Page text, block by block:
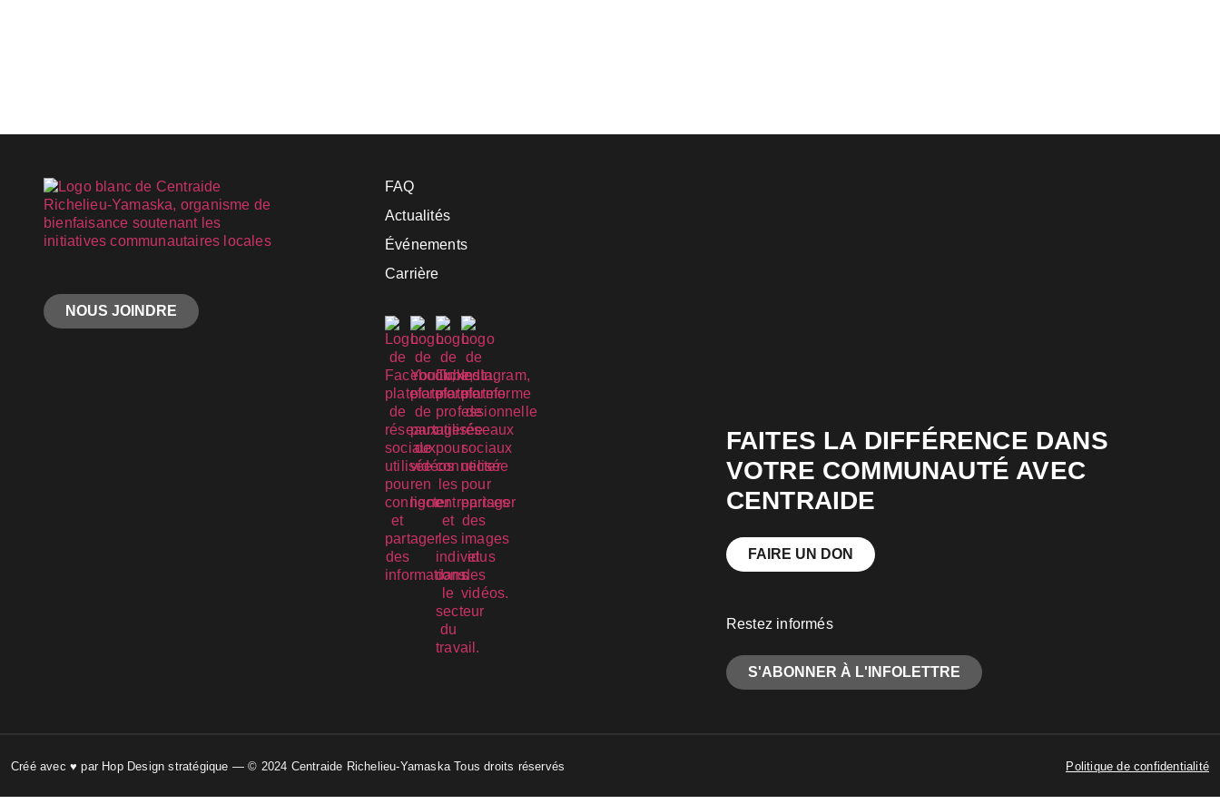
NOUS JOINDRE
FAQ
Actualités
Événements
Carrière
FAITES LA DIFFÉRENCE DANS
VOTRE COMMUNAUTÉ AVEC
CENTRAIDE
FAIRE UN DON
Restez informés
S'ABONNER À L'INFOLETTRE
Créé avec ♥ par Hop Design stratégique — © 2024 Centraide Richelieu-Yamaska Tous droits réservés Politique de confidentialité